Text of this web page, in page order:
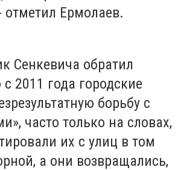
отметил Ермолаев.
Сенкевича обратил
2011 года городские
борьбу с
часто только на словах,
их с улиц в том
а они возвращались,